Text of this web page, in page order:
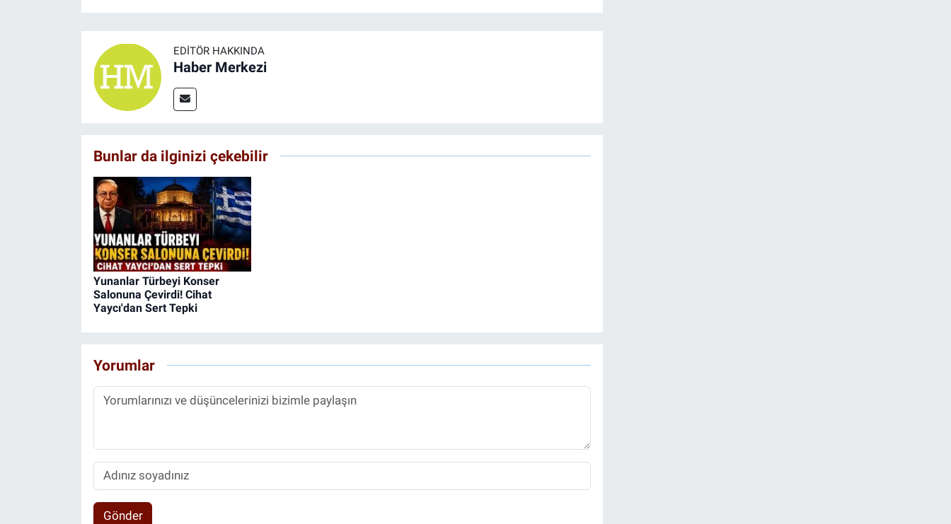
EDITÖR HAKKINDA
Haber Merkezi
Bunlar da ilginizi çekebilir
Yunanlar Türbeyi Konser
Salonuna Çevirdi! Cihat
Yaycı'dan Sert Tepki
Yorumlar
Gönder